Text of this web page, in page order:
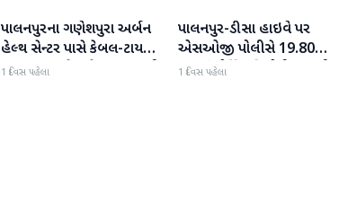
બનાસકાંઠા
પાલનપુરના ગણેશપુરા અર્બન
હેલ્થ સેન્ટર પાસે કેબલ-ટાયર
સળગાવાતા ફેલાયેલા ધુમાડાથી
1 દિવસ પહેલા
બનાસકાંઠા
પાલનપુર-ડીસા હાઇવે પર
એસઓજી પોલીસે 19.80
લાખનું મોર્ફિન હિરોઈન ઝડપી
1 દિવસ પહેલા